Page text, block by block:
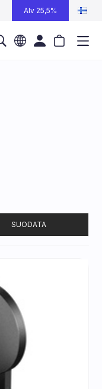
Alv 25,5%
SUODATA